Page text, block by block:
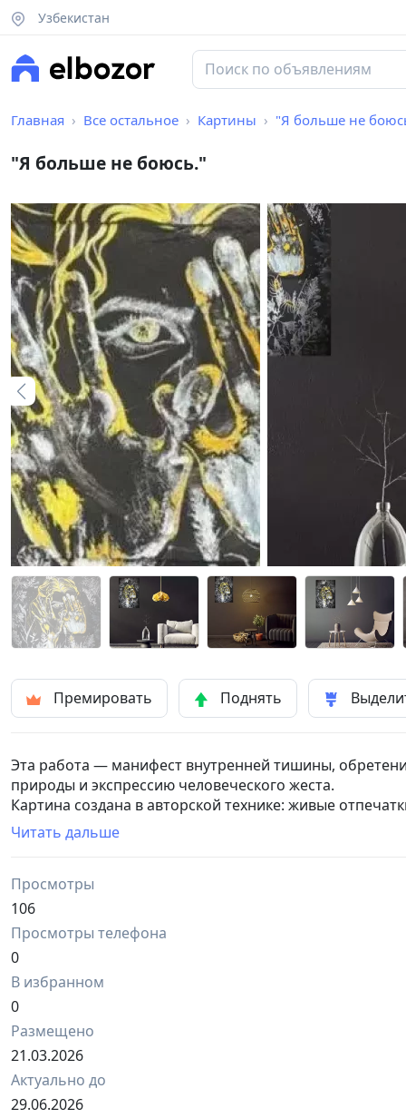
Узбекистан
Главная Все остальное Картины "Я больше не
"Я больше не боюсь."
Премировать Поднять
Эта работа — манифест внутренней тишины,
природы и экспрессию человеческого жеста.
Картина создана в авторской технике: живые
точного повтора. Каждый мазок и текстура листа —
Мои работы представлены на локальных выставках
Материалы: черный ватман, гелевые ручки, акрил.
Размер: 40 х 60 см.
Готова обсудить цену с тем, кто почувствует с
авторская картина, графика, девушка, портрет,
современное искусство.
Читать дальше
Просмотры
106
Просмотры телефона
0
В избранном
0
Размещено
21.03.2026
Актуально до
29.06.2026